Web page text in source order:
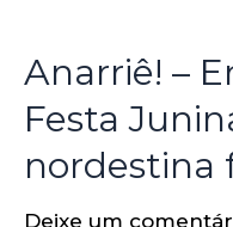
Anarriê! –
Festa
nordestina
Deixe um